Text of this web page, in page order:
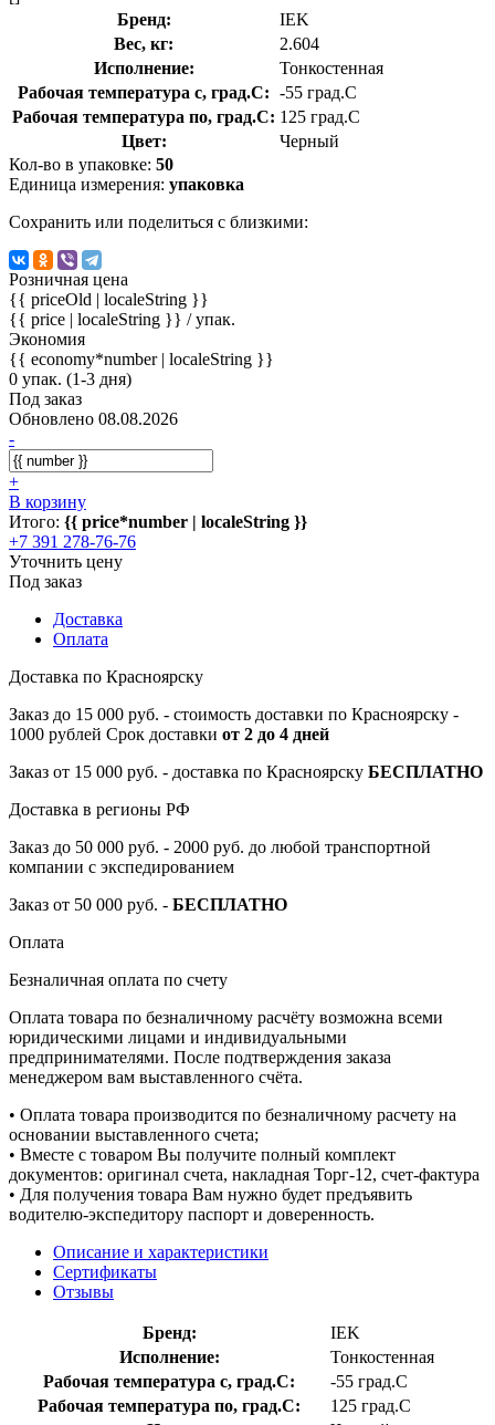
Бренд:
IEK
Вес, кг:
2.604
Исполнение:
Тонкостенная
Рабочая температура с, град.C: -55 град.C
Рабочая температура по, град.C: 125 град.C
Цвет:
Черный
Кол-во в упаковке: 50
Единица измерения: упаковка
Сохранить или поделиться с близкими:
Розничная цена
{{ priceOld | localeString }}
{{ price | localeString }} / упак.
Экономия
{{ economy*number | localeString }}
0 упак. (1-3 дня)
Под заказ
Обновлено 08.08.2026
-
+
В корзину
Итого: {{ price*number | localeString }}
+7 391 278-76-76
Уточнить цену
Под заказ
Доставка
Оплата
Доставка по Красноярску
Заказ до 15 000 руб. - стоимость доставки по Красноярску -
1000 рублей Срок доставки от 2 до 4 дней
Заказ от 15 000 руб. - доставка по Красноярску БЕСПЛАТНО
Доставка в регионы РФ
Заказ до 50 000 руб. - 2000 руб. до любой транспортной
компании с экспедированием
Заказ от 50 000 руб. - БЕСПЛАТНО
Оплата
Безналичная оплата по счету
Оплата товара по безналичному расчёту возможна всеми
юридическими лицами и индивидуальными
предпринимателями. После подтверждения заказа
менеджером вам выставленного счёта.
• Оплата товара производится по безналичному расчету на
основании выставленного счета;
• Вместе с товаром Вы получите полный комплект
документов: оригинал счета, накладная Торг-12, счет-фактура
• Для получения товара Вам нужно будет предъявить
водителю-экспедитору паспорт и доверенность.
Описание и характеристики
Сертификаты
Отзывы
Бренд:
IEK
Исполнение:
Тонкостенная
Рабочая температура с, град.C:
-55 град.C
Рабочая температура по, град.C:
125 град.C